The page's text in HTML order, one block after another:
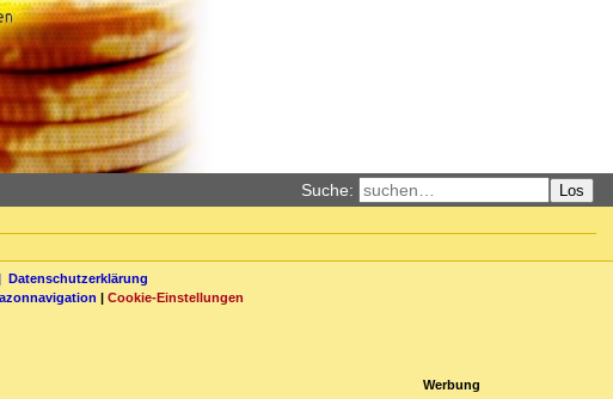
Suche: Los
Datenschutzerklärung
| Cookie-Einstellungen
Werbung